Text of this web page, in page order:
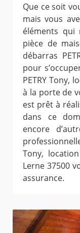
Que ce soit
mais vous
éléments
pièce de
débarras
pour
PETRY Tony,
à la porte de
est prêt à
dans ce
encore
Tony,
Lerne 37500
assurance.